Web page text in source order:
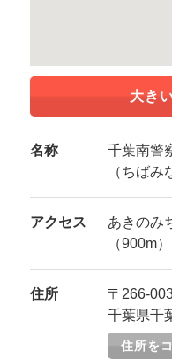
大き
名称
千葉南警
（ちばみ
アクセス
あきのみ
（900m）
住所
〒266-
千葉県千
住所を